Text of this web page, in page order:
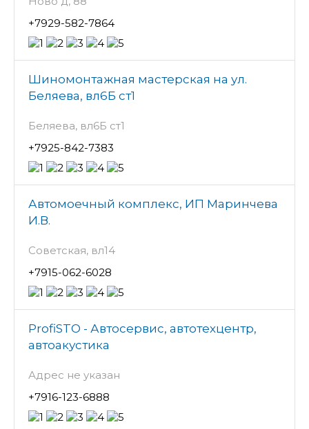
+7929-582-7864
Шиномонтажная мастерская на ул.
Беляева, вл6Б ст1
Беляева, вл6Б ст1
+7925-842-7383
Автомоечный комплекс, ИП Маринчева
И.В.
Советская, вл14
+7915-062-6028
ProfiSTO - Автосервис, автотехцентр,
автоакустика
Адрес не указан
+7916-123-6888